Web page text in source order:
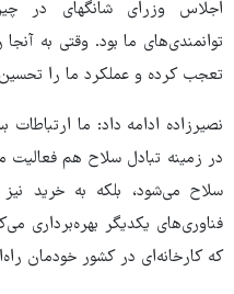
اجلاس وزرای شانگهای در
توانمندی‌های ما بود. وقتی به
تعجب کرده و عملکرد ما را
نصیرزاده ادامه داد: ما
در زمینه تبادل سلاح هم فعالیت
سلاح می‌شود، بلکه به خرید
فناوری‌های یکدیگر بهره‌برداری
که کارخانه‌ای در کشور خودمان